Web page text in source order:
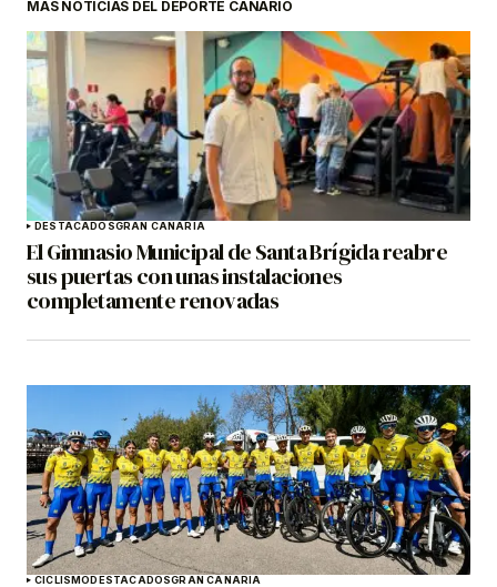
MÁS NOTICIAS DEL DEPORTE CANARIO
DESTACADOSGRAN CANARIA
El Gimnasio Municipal de Santa Brígida reabre
sus puertas con unas instalaciones
completamente renovadas
CICLISMODESTACADOSGRAN CANARIA